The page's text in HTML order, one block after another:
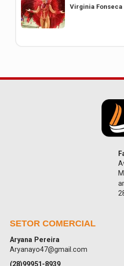
Virginia
SETOR COMERCIAL
Aryana Pereira
Aryanayo47@gmail.com
(28)99951-8939